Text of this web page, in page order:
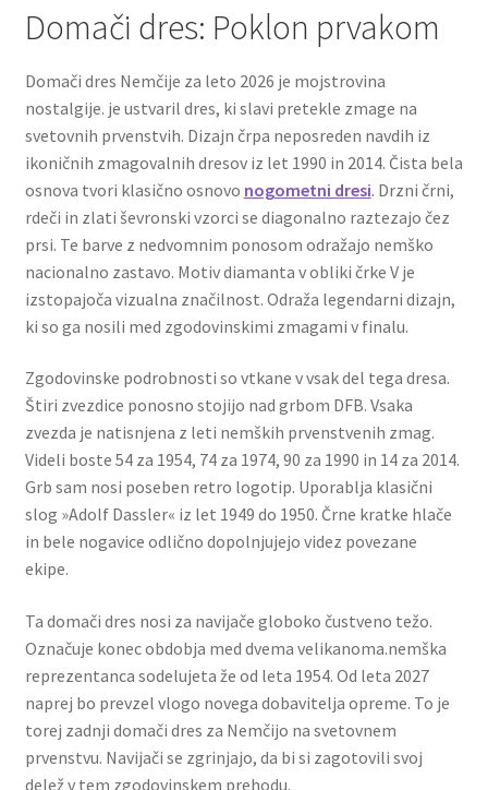
Domači dres: Poklon prvakom
Domači dres Nemčije za leto 2026 je mojstrovina
nostalgije. je ustvaril dres, ki slavi pretekle zmage na
svetovnih prvenstvih. Dizajn črpa neposreden navdih iz
ikoničnih zmagovalnih dresov iz let 1990 in 2014. Čista bela
osnova tvori klasično osnovo nogometni dresi. Drzni črni,
rdeči in zlati ševronski vzorci se diagonalno raztezajo čez
prsi. Te barve z nedvomnim ponosom odražajo nemško
nacionalno zastavo. Motiv diamanta v obliki črke V je
izstopajoča vizualna značilnost. Odraža legendarni dizajn,
ki so ga nosili med zgodovinskimi zmagami v finalu.
Zgodovinske podrobnosti so vtkane v vsak del tega dresa.
Štiri zvezdice ponosno stojijo nad grbom DFB. Vsaka
zvezda je natisnjena z leti nemških prvenstvenih zmag.
Videli boste 54 za 1954, 74 za 1974, 90 za 1990 in 14 za 2014.
Grb sam nosi poseben retro logotip. Uporablja klasični
slog »Adolf Dassler« iz let 1949 do 1950. Črne kratke hlače
in bele nogavice odlično dopolnjujejo videz povezane
ekipe.
Ta domači dres nosi za navijače globoko čustveno težo.
Označuje konec obdobja med dvema velikanoma.nemška
reprezentanca sodelujeta že od leta 1954. Od leta 2027
naprej bo prevzel vlogo novega dobavitelja opreme. To je
torej zadnji domači dres za Nemčijo na svetovnem
prvenstvu. Navijači se zgrinjajo, da bi si zagotovili svoj
delež v tem zgodovinskem prehodu.